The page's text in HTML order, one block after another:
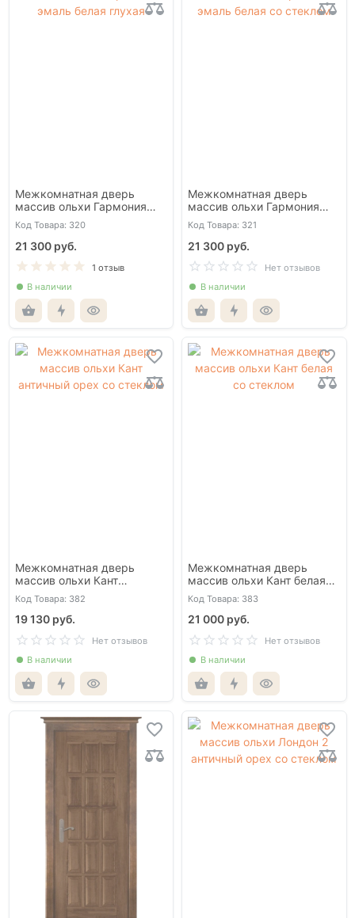
Межкомнатная дверь
массив ольхи Гармония
эмаль белая глухая
Код Товара: 320
21 300 руб.
1 отзыв
В наличии
Межкомнатная дверь
массив ольхи Гармония
эмаль белая со стеклом
Код Товара: 321
21 300 руб.
Нет отзывов
В наличии
Межкомнатная дверь
массив ольхи Кант
античный орех со стеклом
Код Товара: 382
19 130 руб.
Нет отзывов
В наличии
Межкомнатная дверь
массив ольхи Кант белая
со стеклом
Код Товара: 383
21 000 руб.
Нет отзывов
В наличии